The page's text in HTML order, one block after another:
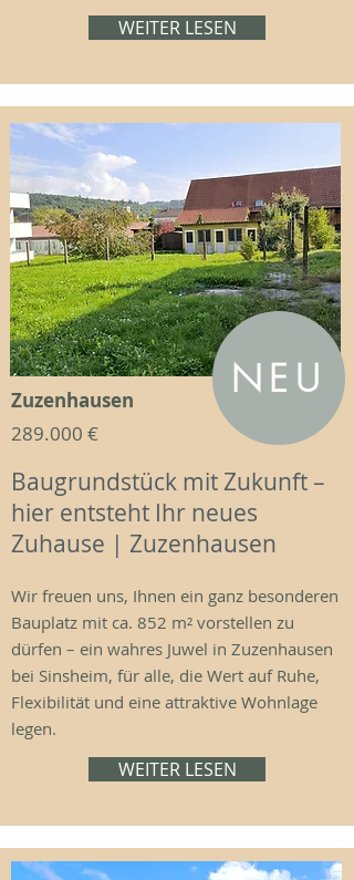
WEITER LESEN
Zuzenhausen
289.000 €
NEU
Baugrundstück mit Zukunft –
hier entsteht Ihr neues
Zuhause | Zuzenhausen
Wir freuen uns, Ihnen ein ganz besonderen
Bauplatz mit ca. 852 m² vorstellen zu
dürfen – ein wahres Juwel in Zuzenhausen
bei Sinsheim, für alle, die Wert auf Ruhe,
Flexibilität und eine attraktive Wohnlage
legen.
WEITER LESEN